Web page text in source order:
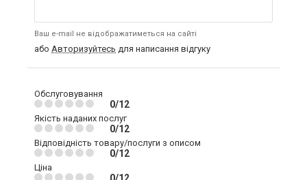
Ваш e-mail не відображатиметься на сайті
або Авторизуйтесь для написання відгуку
Обслуговування
0/12
Якість наданих послуг
0/12
Відповідність товару/послуги з описом
0/12
Ціна